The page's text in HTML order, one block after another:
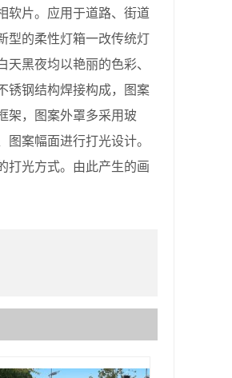
片。应用于道路、街道
型的柔性灯箱一改传统灯
黑夜均以艳丽的色彩、
锈钢结构焊接构成，图案
架，图案外罩多采用玻
案幅面进行打光设计。
打光方式。由此产生的画